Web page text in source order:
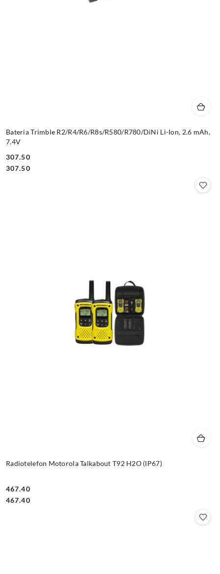
Bateria Trimble R2/R4/R6/R8s/R580/R780/DiNi Li-Ion, 2.6 mAh,
7.4V
Cena:
307.50
Cena:
307.50
Radiotelefon Motorola Talkabout T92 H2O (IP67)
Cena:
467.40
Cena:
467.40